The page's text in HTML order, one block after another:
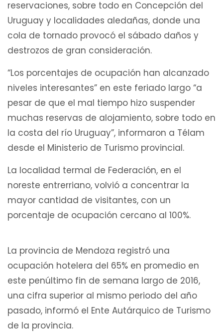
reservaciones, sobre todo en Concepción del
Uruguay y localidades aledañas, donde una
cola de tornado provocó el sábado daños y
destrozos de gran consideración.
“Los porcentajes de ocupación han alcanzado
niveles interesantes” en este feriado largo “a
pesar de que el mal tiempo hizo suspender
muchas reservas de alojamiento, sobre todo en
la costa del río Uruguay”, informaron a Télam
desde el Ministerio de Turismo provincial.
La localidad termal de Federación, en el
noreste entrerriano, volvió a concentrar la
mayor cantidad de visitantes, con un
porcentaje de ocupación cercano al 100%.
La provincia de Mendoza registró una
ocupación hotelera del 65% en promedio en
este penúltimo fin de semana largo de 2016,
una cifra superior al mismo periodo del año
pasado, informó el Ente Autárquico de Turismo
de la provincia.